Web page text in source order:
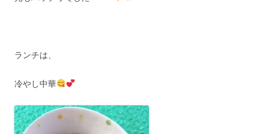
ランチは、
冷やし中華